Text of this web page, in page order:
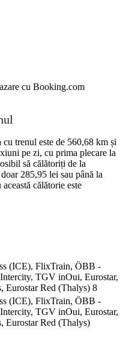
cu Booking.com
trenul este de 560,68 km și
pe zi, cu prima plecare la
să călătoriți de la
285,95 lei sau până la
călătorie este
(ICE), FlixTrain, ÖBB -
TGV inOui, Eurostar,
Eurostar Red (Thalys) 8
(ICE), FlixTrain, ÖBB -
TGV inOui, Eurostar,
Eurostar Red (Thalys)